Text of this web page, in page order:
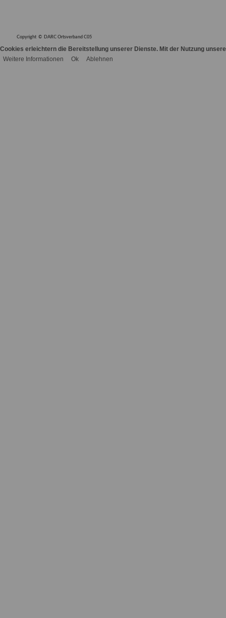
Copyright © DARC Ortsverband C05
Cookies erleichtern die Bereitstellung unserer Dienste. Mit der Nutzung
Weitere Informationen
Ok Ablehnen